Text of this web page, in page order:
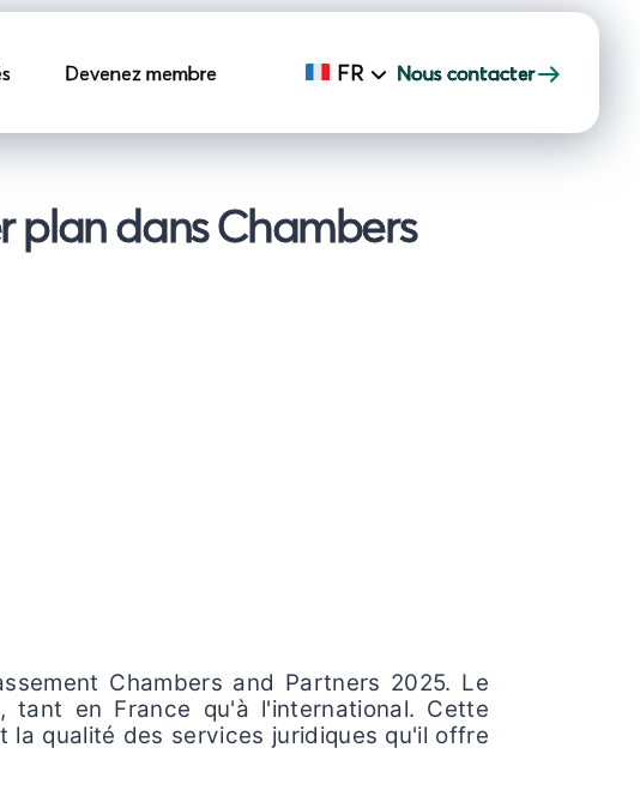
Devenez membre FR Nous contacter
plan dans Chambers
Chambers and Partners 2025. Le
tant en France qu'à l'international. Cette
qualité des services juridiques qu'il offre